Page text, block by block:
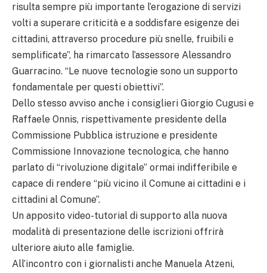
risulta sempre più importante l’erogazione di servizi
volti a superare criticità e a soddisfare esigenze dei
cittadini, attraverso procedure più snelle, fruibili e
semplificate”, ha rimarcato l’assessore Alessandro
Guarracino. “Le nuove tecnologie sono un supporto
fondamentale per questi obiettivi”.
Dello stesso avviso anche i consiglieri Giorgio Cugusi e
Raffaele Onnis, rispettivamente presidente della
Commissione Pubblica istruzione e presidente
Commissione Innovazione tecnologica, che hanno
parlato di “rivoluzione digitale” ormai indifferibile e
capace di rendere “più vicino il Comune ai cittadini e i
cittadini al Comune”.
Un apposito video-tutorial di supporto alla nuova
modalità di presentazione delle iscrizioni offrirà
ulteriore aiuto alle famiglie.
All’incontro con i giornalisti anche Manuela Atzeni,